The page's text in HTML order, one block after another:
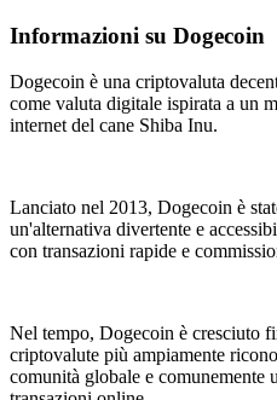
31, 10:28 PM
Informazioni su Dogecoin
Dogecoin è una criptovaluta
come valuta digitale ispirata a un
internet del cane Shiba Inu.
Lanciato nel 2013, Dogecoin è
un'alternativa divertente e
con transazioni rapide e
Nel tempo, Dogecoin è cresciuto
criptovalute più ampiamente
comunità globale e comunemente